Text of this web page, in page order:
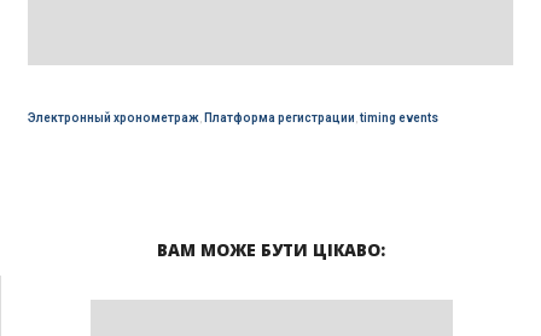
Электронный хронометраж, Платформа регистрации timing events
ВАМ МОЖЕ БУТИ ЦІКАВО: